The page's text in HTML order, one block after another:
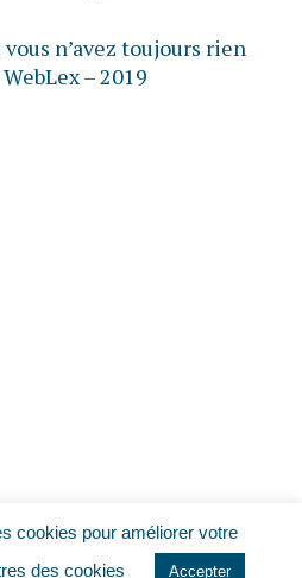
n’avez toujours rien
– 2019
cookies pour améliorer votre
des cookies Accepter